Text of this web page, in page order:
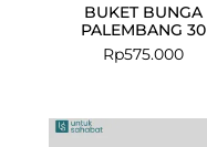
BUKET BUNGA
PALEMBANG 30
Rp575.000